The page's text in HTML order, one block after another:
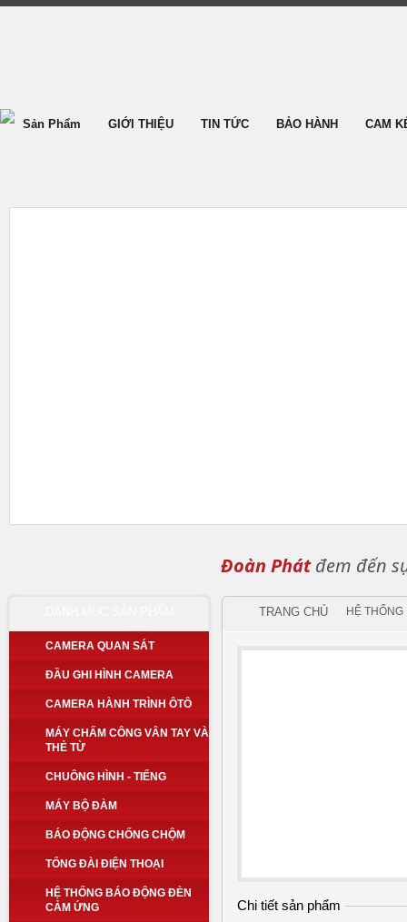
Sản Phẩm GIỚI THIỆU TIN TỨC BẢO HÀNH CAM
Đoàn Phátđem đến
CAMERA QUAN SÁT
ĐẦU GHI HÌNH CAMERA
CAMERA HÀNH TRÌNH ÔTÔ
MÁY CHẤM CÔNG VÂN TAY VÀ
THẺ TỪ
CHUÔNG HÌNH - TIẾNG
MÁY BỘ ĐÀM
BÁO ĐỘNG CHỐNG CHỘM
TỔNG ĐÀI ĐIỆN THOẠI
HỆ THỐNG BÁO ĐỘNG ĐÈN
CẢM ỨNG
TRANG CHỦ HỆ
Chi tiết sản phẩm